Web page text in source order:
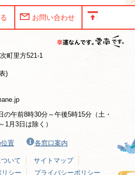
お問い合わせ
町里方521-1
)
午前8時30分～午後5時15分（土・
1月3日は除く）
置 各窓口案内
いて
サイトマップ
シー
プライバシーポリシー